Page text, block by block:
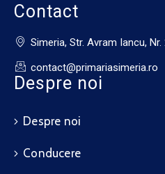
Contact
Simeria, Str. Avram Iancu,
contact@primariasimeria.ro
Despre noi
Despre noi
Conducere